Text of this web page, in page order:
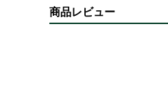
商品レビュー